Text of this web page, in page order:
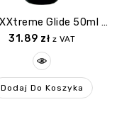
Żel EXXtreme Glide 50ml Siliconebased Lubricant + Comfort Oil
31.89 zł z VAT
Dodaj Do Koszyka